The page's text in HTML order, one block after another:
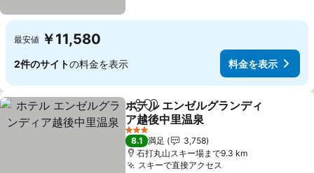
最安値 ￥11,580
2件のサイトの料金を表示 料金を表示
シェアお気に入りに追加
ホテル エンゼルグランディ
ア越後中里温泉
3 ホテルのランク
8.1 満足
3,758
石打丸山スキー場まで9.3 km
スキーで直接アクセス